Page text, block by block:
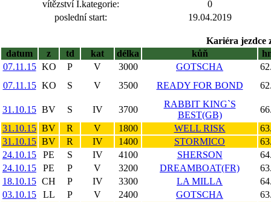
vítězství I.kategorie:
0
poslední start:
19.04.2019
Kariéra jezdce
datum
z td kat délka kůň
07.11.15 KO P V 3000 GOTSCHA
07.11.15 KO S V 3500 READY FOR BOND
31.10.15 BV S IV 3700
RABBIT KING`S
BEST(GB)
31.10.15 BV R V 1800 WELL RISK
31.10.15 BV R IV 1400 STORMICO
24.10.15
PE S IV 4100 SHERSON
24.10.15
PE P V 3200 DREAMBOAT(FR)
18.10.15 CH P IV 3300 LA MILLA
03.10.15
LL P V 2400 GOTSCHA